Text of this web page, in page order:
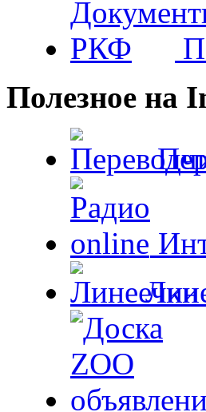
Полезное на